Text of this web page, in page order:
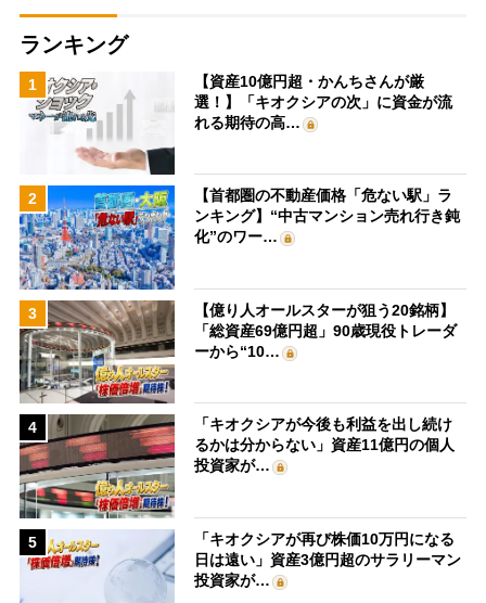
ランキング
1
【資産10億円超・かんちさんが厳
選！】「キオクシアの次」に資金が流
れる期待の高…
2
【首都圏の不動産価格「危ない駅」ラ
ンキング】“中古マンション売れ行き鈍
化”のワー…
3
【億り人オールスターが狙う20銘柄】
「総資産69億円超」90歳現役トレーダ
ーから“10…
4
「キオクシアが今後も利益を出し続け
るかは分からない」資産11億円の個人
投資家が…
5
「キオクシアが再び株価10万円になる
日は遠い」資産3億円超のサラリーマン
投資家が…